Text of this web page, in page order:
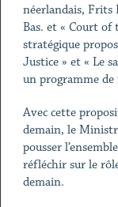
néerlandais, Frits
Bas. et « Court of
stratégique
Justice » et « Le
un programme de
Avec cette
demain, le
pousser
réfléchir sur le
demain.